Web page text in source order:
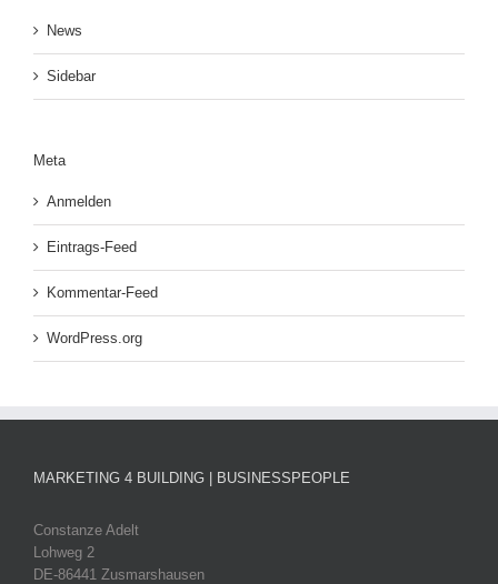
News
Sidebar
Meta
Anmelden
Eintrags-Feed
Kommentar-Feed
WordPress.org
MARKETING 4 BUILDING | BUSINESSPEOPLE
Constanze Adelt
Lohweg 2
DE-86441 Zusmarshausen